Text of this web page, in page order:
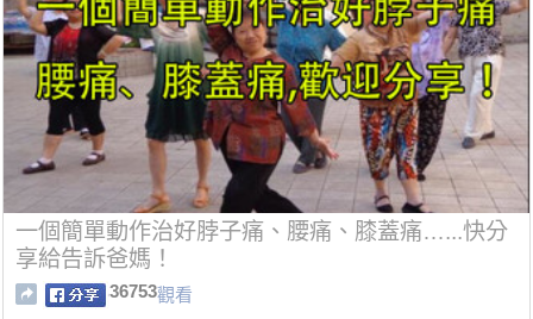
一個簡單動作治好脖子痛、腰痛、膝蓋痛…...快分
享給告訴爸媽！
36753觀看